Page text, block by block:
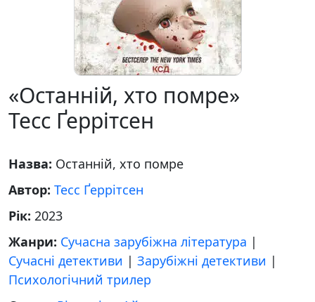
«Останній, хто помре»
Тесс Ґеррітсен
Назва: Останній, хто помре
Автор: Тесс Ґеррітсен
Рік: 2023
Жанри: Сучасна зарубіжна література |
Сучасні детективи | Зарубіжні детективи |
Психологічний трилер